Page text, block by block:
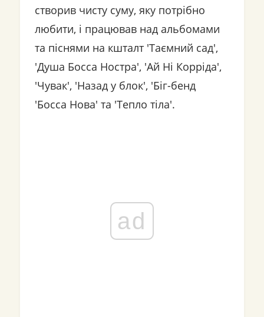
створив чисту суму, яку потрібно
любити, і працював над альбомами
та піснями на кшталт 'Таємний сад',
'Душа Босса Ностра', 'Ай Ні Корріда',
'Чувак', 'Назад у блок', 'Біг-бенд
'Босса Нова' та 'Тепло тіла'.
ad